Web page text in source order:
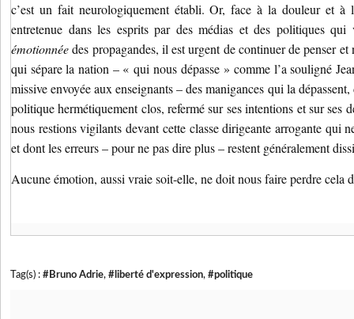
c’est un fait neurologiquement établi. Or, face à la douleur et à
entretenue dans les esprits par des médias et des politiques qui
émotionnéedes propagandes, il est urgent de continuer de penser
qui sépare la nation – « qui nous dépasse » comme l’a souligné
missive envoyée aux enseignants – des manigances qui la
politique hermétiquement clos, refermé sur ses intentions et sur ses
nous restions vigilants devant cette classe dirigeante arrogante qui
et dont les erreurs – pour ne pas dire plus – restent généralement
Aucune émotion, aussi vraie soit-elle, ne doit nous faire perdre cela
Tag(s) : #Bruno Adrie, #liberté d'expression, #politique